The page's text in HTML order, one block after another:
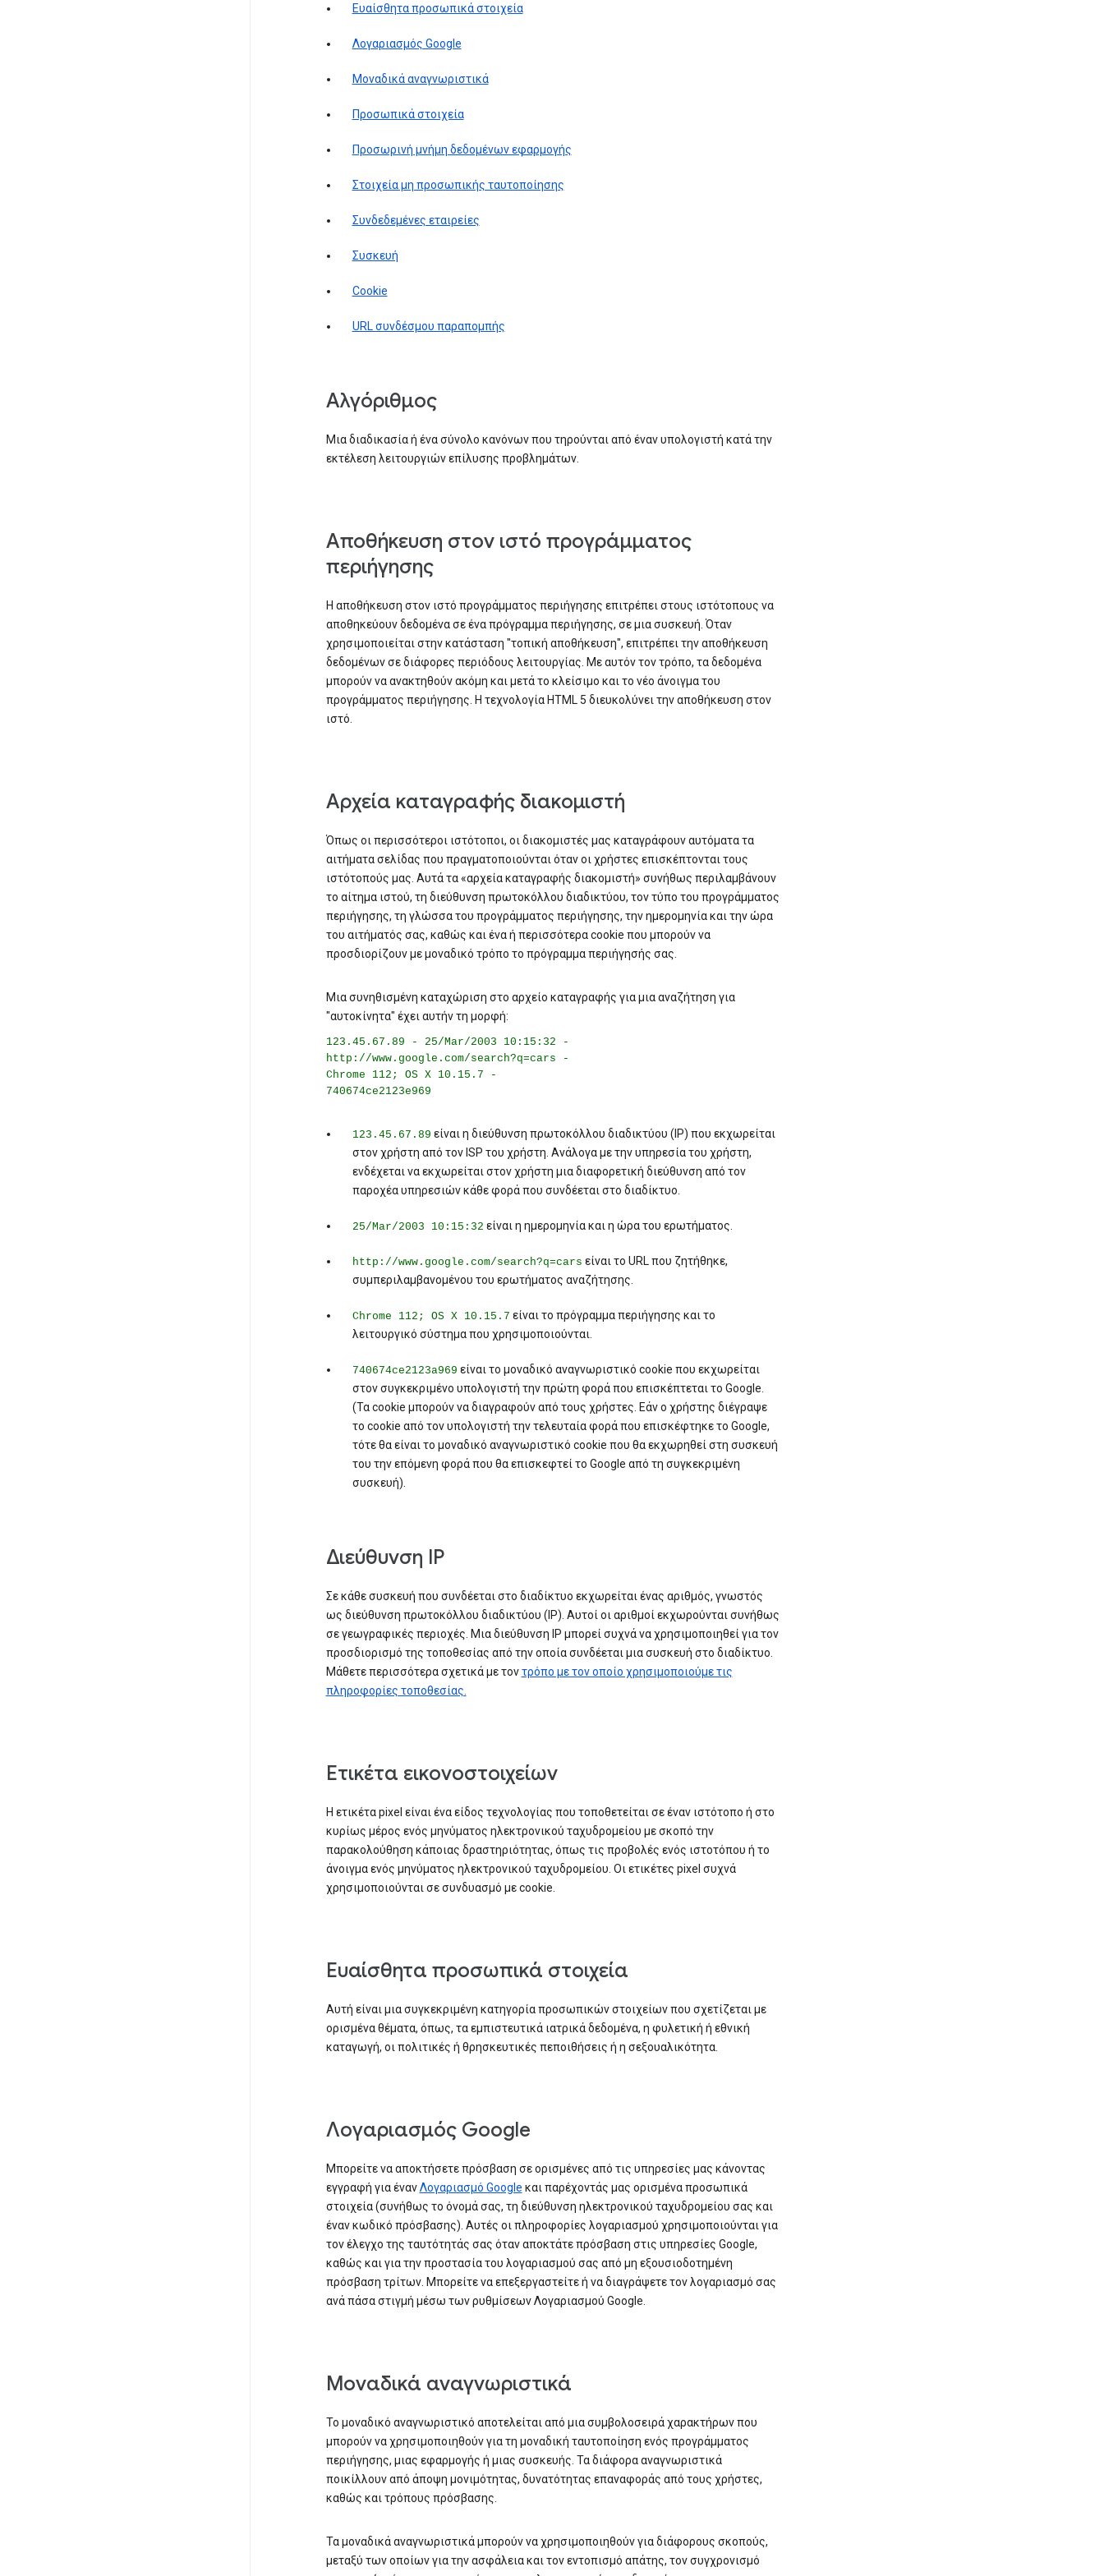
Ευαίσθητα προσωπικά στοιχεία
Λογαριασμός Google
Μοναδικά αναγνωριστικά
Προσωπικά στοιχεία
Προσωρινή μνήμη δεδομένων εφαρμογής
Στοιχεία μη προσωπικής ταυτοποίησης
Συνδεδεμένες εταιρείες
Συσκευή
Cookie
URL συνδέσμου παραπομπής
Αλγόριθμος
Μια διαδικασία ή ένα σύνολο κανόνων που τηρούνται από έναν υπολογιστή κατά την
εκτέλεση λειτουργιών επίλυσης προβλημάτων.
Αποθήκευση στον ιστό προγράμματος
περιήγησης
Η αποθήκευση στον ιστό προγράμματος περιήγησης επιτρέπει στους ιστότοπους να
αποθηκεύουν δεδομένα σε ένα πρόγραμμα περιήγησης, σε μια συσκευή. Όταν
χρησιμοποιείται στην κατάσταση "τοπική αποθήκευση", επιτρέπει την αποθήκευση
δεδομένων σε διάφορες περιόδους λειτουργίας. Με αυτόν τον τρόπο, τα δεδομένα
μπορούν να ανακτηθούν ακόμη και μετά το κλείσιμο και το νέο άνοιγμα του
προγράμματος περιήγησης. Η τεχνολογία HTML 5 διευκολύνει την αποθήκευση στον
ιστό.
Αρχεία καταγραφής διακομιστή
Όπως οι περισσότεροι ιστότοποι, οι διακομιστές μας καταγράφουν αυτόματα τα
αιτήματα σελίδας που πραγματοποιούνται όταν οι χρήστες επισκέπτονται τους
ιστότοπούς μας. Αυτά τα «αρχεία καταγραφής διακομιστή» συνήθως περιλαμβάνουν
το αίτημα ιστού, τη διεύθυνση πρωτοκόλλου διαδικτύου, τον τύπο του προγράμματος
περιήγησης, τη γλώσσα του προγράμματος περιήγησης, την ημερομηνία και την ώρα
του αιτήματός σας, καθώς και ένα ή περισσότερα cookie που μπορούν να
προσδιορίζουν με μοναδικό τρόπο το πρόγραμμα περιήγησής σας.
Μια συνηθισμένη καταχώριση στο αρχείο καταγραφής για μια αναζήτηση για
"αυτοκίνητα" έχει αυτήν τη μορφή:
123.45.67.89 - 25/Mar/2003 10:15:32 -
http://www.google.com/search?q=cars -
Chrome 112; OS X 10.15.7 -
740674ce2123e969
123.45.67.89 είναι η διεύθυνση πρωτοκόλλου διαδικτύου (IP) που εκχωρείται
στον χρήστη από τον ISP του χρήστη. Ανάλογα με την υπηρεσία του χρήστη,
ενδέχεται να εκχωρείται στον χρήστη μια διαφορετική διεύθυνση από τον
παροχέα υπηρεσιών κάθε φορά που συνδέεται στο διαδίκτυο.
25/Mar/2003 10:15:32 είναι η ημερομηνία και η ώρα του ερωτήματος.
http://www.google.com/search?q=cars είναι το URL που ζητήθηκε,
συμπεριλαμβανομένου του ερωτήματος αναζήτησης.
Chrome 112; OS X 10.15.7 είναι το πρόγραμμα περιήγησης και το
λειτουργικό σύστημα που χρησιμοποιούνται.
740674ce2123a969 είναι το μοναδικό αναγνωριστικό cookie που εκχωρείται
στον συγκεκριμένο υπολογιστή την πρώτη φορά που επισκέπτεται το Google.
(Τα cookie μπορούν να διαγραφούν από τους χρήστες. Εάν ο χρήστης διέγραψε
το cookie από τον υπολογιστή την τελευταία φορά που επισκέφτηκε το Google,
τότε θα είναι το μοναδικό αναγνωριστικό cookie που θα εκχωρηθεί στη συσκευή
του την επόμενη φορά που θα επισκεφτεί το Google από τη συγκεκριμένη
συσκευή).
Διεύθυνση IP
Σε κάθε συσκευή που συνδέεται στο διαδίκτυο εκχωρείται ένας αριθμός, γνωστός
ως διεύθυνση πρωτοκόλλου διαδικτύου (IP). Αυτοί οι αριθμοί εκχωρούνται συνήθως
σε γεωγραφικές περιοχές. Μια διεύθυνση IP μπορεί συχνά να χρησιμοποιηθεί για τον
προσδιορισμό της τοποθεσίας από την οποία συνδέεται μια συσκευή στο διαδίκτυο.
Μάθετε περισσότερα σχετικά με τοντρόπο με τον οποίο χρησιμοποιούμε τις
πληροφορίες τοποθεσίας.
Ετικέτα εικονοστοιχείων
Η ετικέτα pixel είναι ένα είδος τεχνολογίας που τοποθετείται σε έναν ιστότοπο ή στο
κυρίως μέρος ενός μηνύματος ηλεκτρονικού ταχυδρομείου με σκοπό την
παρακολούθηση κάποιας δραστηριότητας, όπως τις προβολές ενός ιστοτόπου ή το
άνοιγμα ενός μηνύματος ηλεκτρονικού ταχυδρομείου. Οι ετικέτες pixel συχνά
χρησιμοποιούνται σε συνδυασμό με cookie.
Ευαίσθητα προσωπικά στοιχεία
Αυτή είναι μια συγκεκριμένη κατηγορία προσωπικών στοιχείων που σχετίζεται με
ορισμένα θέματα, όπως, τα εμπιστευτικά ιατρικά δεδομένα, η φυλετική ή εθνική
καταγωγή, οι πολιτικές ή θρησκευτικές πεποιθήσεις ή η σεξουαλικότητα.
Λογαριασμός Google
Μπορείτε να αποκτήσετε πρόσβαση σε ορισμένες από τις υπηρεσίες μας κάνοντας
εγγραφή για ένανΛογαριασμό Google και παρέχοντάς μας ορισμένα προσωπικά
στοιχεία (συνήθως το όνομά σας, τη διεύθυνση ηλεκτρονικού ταχυδρομείου σας και
έναν κωδικό πρόσβασης). Αυτές οι πληροφορίες λογαριασμού χρησιμοποιούνται για
τον έλεγχο της ταυτότητάς σας όταν αποκτάτε πρόσβαση στις υπηρεσίες Google,
καθώς και για την προστασία του λογαριασμού σας από μη εξουσιοδοτημένη
πρόσβαση τρίτων. Μπορείτε να επεξεργαστείτε ή να διαγράψετε τον λογαριασμό σας
ανά πάσα στιγμή μέσω των ρυθμίσεων Λογαριασμού Google.
Μοναδικά αναγνωριστικά
Το μοναδικό αναγνωριστικό αποτελείται από μια συμβολοσειρά χαρακτήρων που
μπορούν να χρησιμοποιηθούν για τη μοναδική ταυτοποίηση ενός προγράμματος
περιήγησης, μιας εφαρμογής ή μιας συσκευής. Τα διάφορα αναγνωριστικά
ποικίλλουν από άποψη μονιμότητας, δυνατότητας επαναφοράς από τους χρήστες,
καθώς και τρόπους πρόσβασης.
Τα μοναδικά αναγνωριστικά μπορούν να χρησιμοποιηθούν για διάφορους σκοπούς,
μεταξύ των οποίων για την ασφάλεια και τον εντοπισμό απάτης, τον συγχρονισμό